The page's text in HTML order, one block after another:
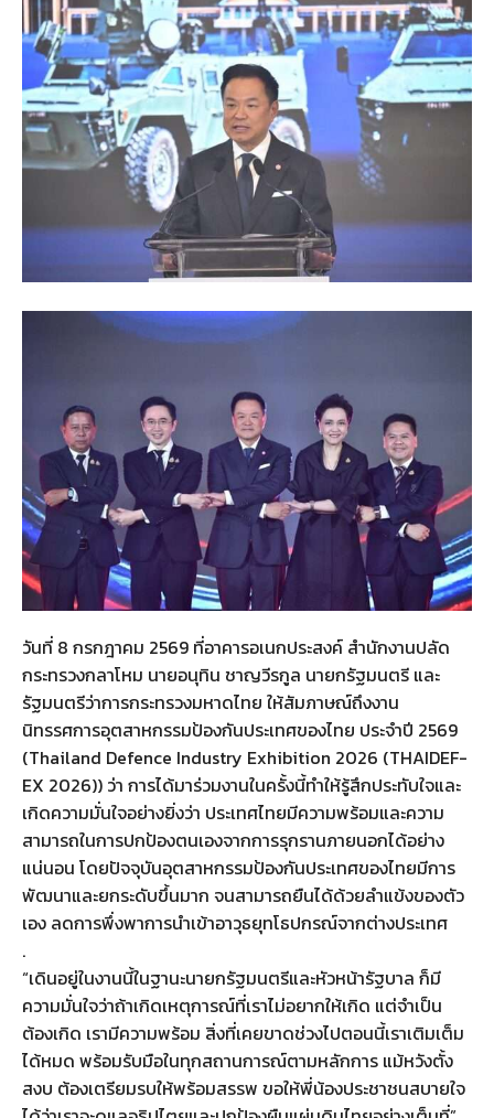
วันที่ 8 กรกฎาคม 2569 ที่อาคารอเนกประสงค์ สำนักงานปลัด
กระทรวงกลาโหม นายอนุทิน ชาญวีรกูล นายกรัฐมนตรี และ
รัฐมนตรีว่าการกระทรวงมหาดไทย ให้สัมภาษณ์ถึงงาน
นิทรรศการอุตสาหกรรมป้องกันประเทศของไทย ประจำปี 2569
(Thailand Defence Industry Exhibition 2026 (THAIDEF-
EX 2026)) ว่า การได้มาร่วมงานในครั้งนี้ทำให้รู้สึกประทับใจและ
เกิดความมั่นใจอย่างยิ่งว่า ประเทศไทยมีความพร้อมและความ
สามารถในการปกป้องตนเองจากการรุกรานภายนอกได้อย่าง
แน่นอน โดยปัจจุบันอุตสาหกรรมป้องกันประเทศของไทยมีการ
พัฒนาและยกระดับขึ้นมาก จนสามารถยืนได้ด้วยลำแข้งของตัว
เอง ลดการพึ่งพาการนำเข้าอาวุธยุทโธปกรณ์จากต่างประเทศ
.
“เดินอยู่ในงานนี้ในฐานะนายกรัฐมนตรีและหัวหน้ารัฐบาล ก็มี
ความมั่นใจว่าถ้าเกิดเหตุการณ์ที่เราไม่อยากให้เกิด แต่จำเป็น
ต้องเกิด เรามีความพร้อม สิ่งที่เคยขาดช่วงไปตอนนี้เราเติมเต็ม
ได้หมด พร้อมรับมือในทุกสถานการณ์ตามหลักการ แม้หวังตั้ง
สงบ ต้องเตรียมรบให้พร้อมสรรพ ขอให้พี่น้องประชาชนสบายใจ